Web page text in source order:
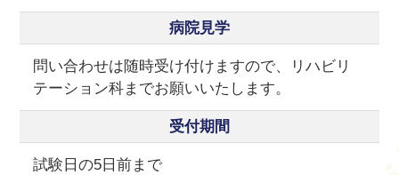
病院見学
問い合わせは随時受け付けますので、リハビリ
テーション科までお願いいたします。
受付期間
試験日の5日前まで